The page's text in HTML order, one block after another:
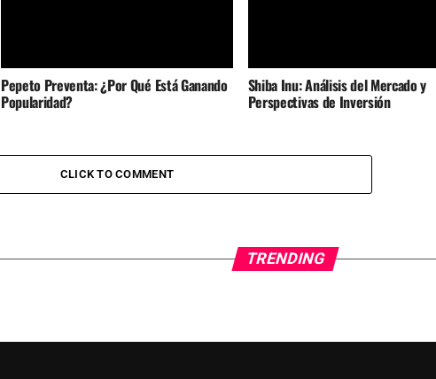
Pepeto Preventa: ¿Por Qué Está Ganando
Popularidad?
Shiba Inu: Análisis del Mercado y
Perspectivas de Inversión
CLICK TO COMMENT
TRENDING